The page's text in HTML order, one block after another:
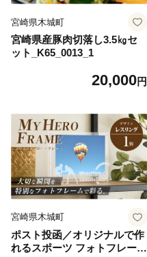
宮崎県木城町
宮崎県産豚肉切落し3.5㎏セ
ット_K65_0013_1
20,000円
宮崎県木城町
ポスト投函／オリジナルで作
れるスポーツ フォトフレーム